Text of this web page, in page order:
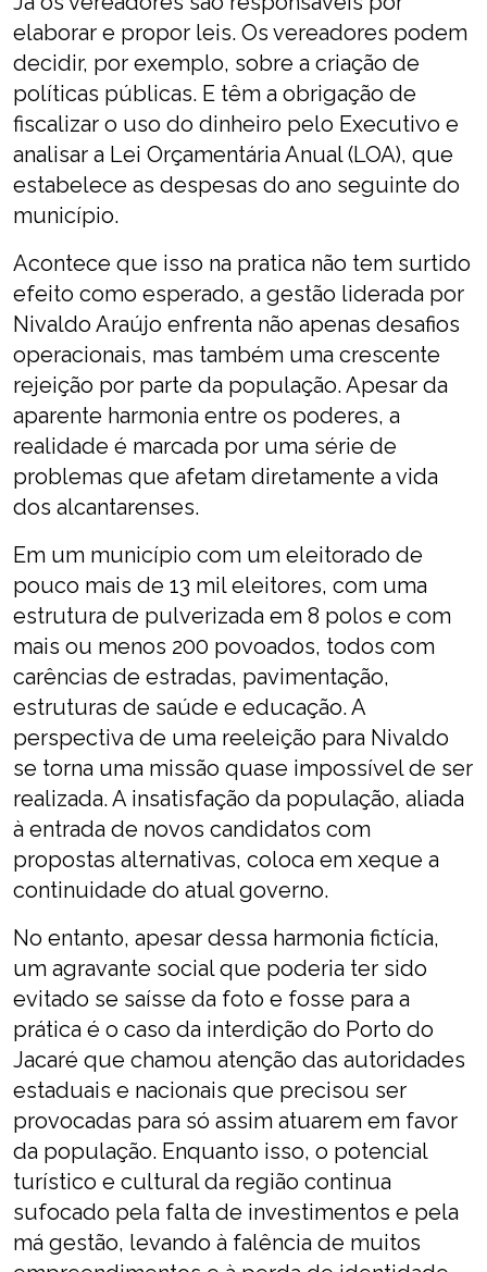
elaborar e propor leis. Os vereadores podem
decidir, por exemplo, sobre a criação de
políticas públicas. E têm a obrigação de
fiscalizar o uso do dinheiro pelo Executivo e
analisar a Lei Orçamentária Anual (LOA), que
estabelece as despesas do ano seguinte do
município.
Acontece que isso na pratica não tem surtido
efeito como esperado, a gestão liderada por
Nivaldo Araújo enfrenta não apenas desafios
operacionais, mas também uma crescente
rejeição por parte da população. Apesar da
aparente harmonia entre os poderes, a
realidade é marcada por uma série de
problemas que afetam diretamente a vida
dos alcantarenses.
Em um município com um eleitorado de
pouco mais de 13 mil eleitores, com uma
estrutura de pulverizada em 8 polos e com
mais ou menos 200 povoados, todos com
carências de estradas, pavimentação,
estruturas de saúde e educação. A
perspectiva de uma reeleição para Nivaldo
se torna uma missão quase impossível de ser
realizada. A insatisfação da população, aliada
à entrada de novos candidatos com
propostas alternativas, coloca em xeque a
continuidade do atual governo.
No entanto, apesar dessa harmonia fictícia,
um agravante social que poderia ter sido
evitado se saísse da foto e fosse para a
prática é o caso da interdição do Porto do
Jacaré que chamou atenção das autoridades
estaduais e nacionais que precisou ser
provocadas para só assim atuarem em favor
da população. Enquanto isso, o potencial
turístico e cultural da região continua
sufocado pela falta de investimentos e pela
má gestão, levando à falência de muitos